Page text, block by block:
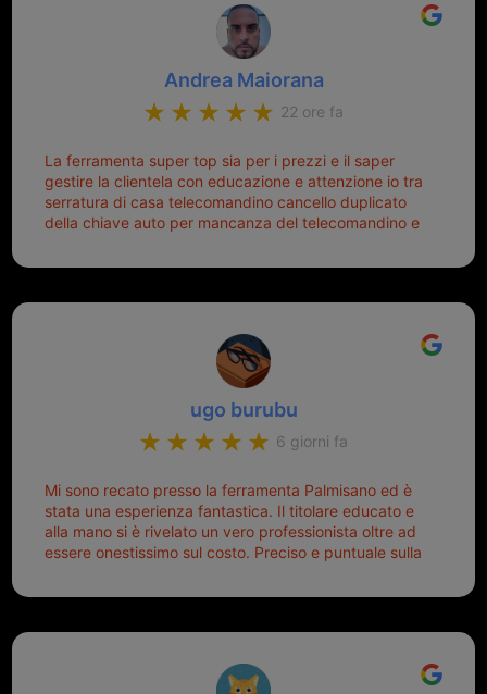
Andrea Maiorana
22 ore fa
La ferramenta super top sia per i prezzi e il saper
gestire la clientela con educazione e attenzione io tra
serratura di casa telecomandino cancello duplicato
della chiave auto per mancanza del telecomandino e
meglio ferramenta de ostia e poi il prorietario il signor
ugo burubu
6 giorni fa
Mi sono recato presso la ferramenta Palmisano ed è
stata una esperienza fantastica. Il titolare educato e
alla mano si è rivelato un vero professionista oltre ad
essere onestissimo sul costo. Preciso e puntuale sulla